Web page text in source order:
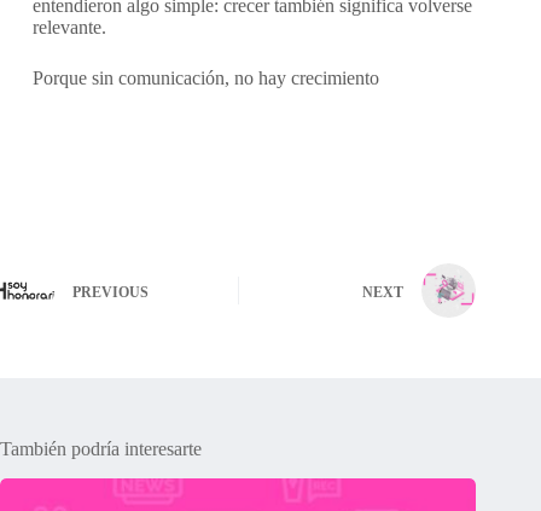
entendieron algo simple: crecer también significa volverse
relevante.
Porque sin comunicación, no hay crecimiento
PREVIOUS NEXT
También podría interesarte